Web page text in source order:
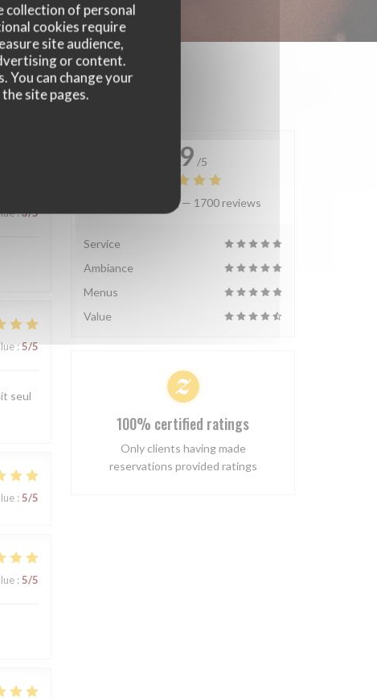
collection of personal
cookies require
site audience,
or content.
You can change your
site pages.
:3/5
: 5/5
seul
: 5/5
: 5/5
4.9 /5
Average rating — 1700 reviews
Service
Ambiance
Menus
Value
100% certified ratings
Only clients having made
reservations provided ratings